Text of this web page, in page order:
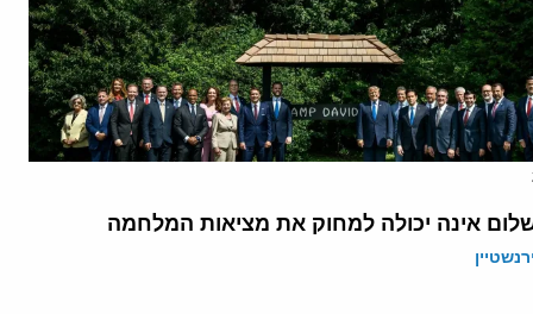
אינה יכולה למחוק את מציאות המלחמה